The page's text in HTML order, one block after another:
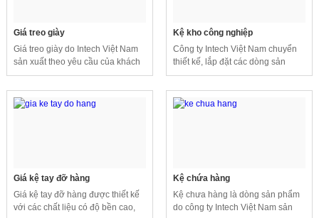
Giá treo giày
Giá treo giày do Intech Việt Nam
sản xuất theo yêu cầu của khách
hàng, với thiết kế đơn giản dễ
Kệ kho công nghiệp
Công ty Intech Việt Nam chuyển
thiết kế, lắp đặt các dòng sản
phẩm giá kệ, kệ kho với nhiều
đáp ứng nhu cầu sử dụng của
Giá kệ tay đỡ hàng
Giá kệ tay đỡ hàng được thiết kế
với các chất liệu có độ bền cao,
Kệ chứa hàng
Kệ chưa hàng là dòng sản phẩm
do công ty Intech Việt Nam sản